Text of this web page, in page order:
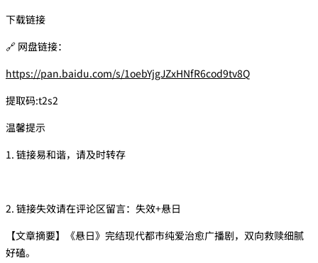
下载链接
🔗 网盘链接：
https://pan.baidu.com/s/1oebYjgJZxHNfR6cod9tv8Q
提取码:t2s2
温馨提示
1. 链接易和谐，请及时转存
2. 链接失效请在评论区留言：失效+悬日
【文章摘要】《悬日》完结现代都市纯爱治愈广播剧，双向救赎细腻
好磕。